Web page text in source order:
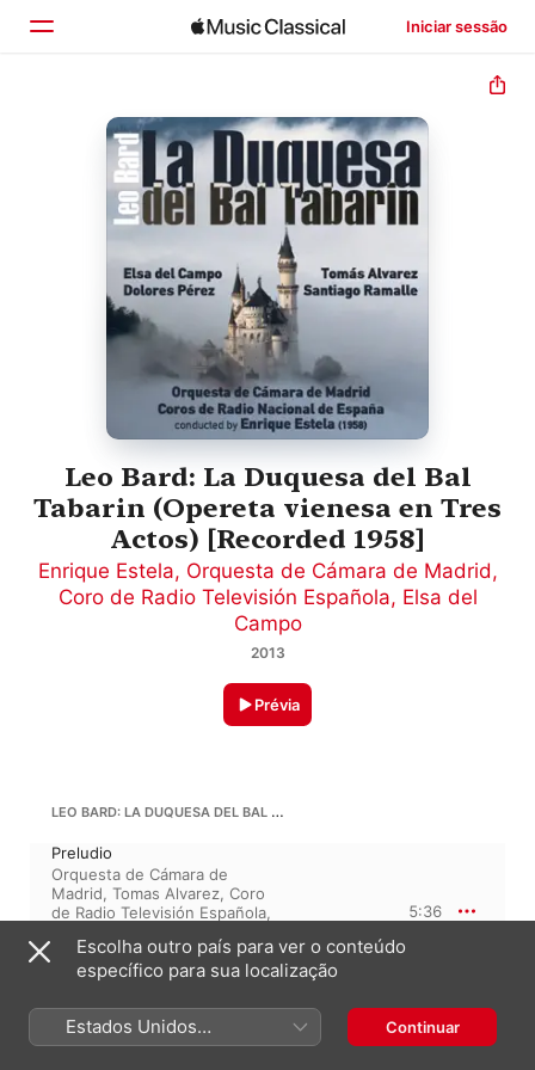
Iniciar sessão
Início
Explorar
Buscar
Leo Bard: La Duquesa del Bal
Tabarin (Opereta vienesa en Tres
Actos) [Recorded 1958]
Enrique Estela, Orquesta de Cámara de Madrid,
Coro de Radio Televisión Española, Elsa del
Campo
2013
Prévia
LEO BARD: LA DUQUESA DEL BAL TABARIN, ACTO I
Preludio
Orquesta de Cámara de
Madrid, Tomas Alvarez, Coro
de Radio Televisión Española,
Perez,Santiago Ramalle,
Enrique Estela
5:36
Escolha outro país para ver o conteúdo
específico para sua localização
Estados Unidos
(Português Brasil)
Continuar